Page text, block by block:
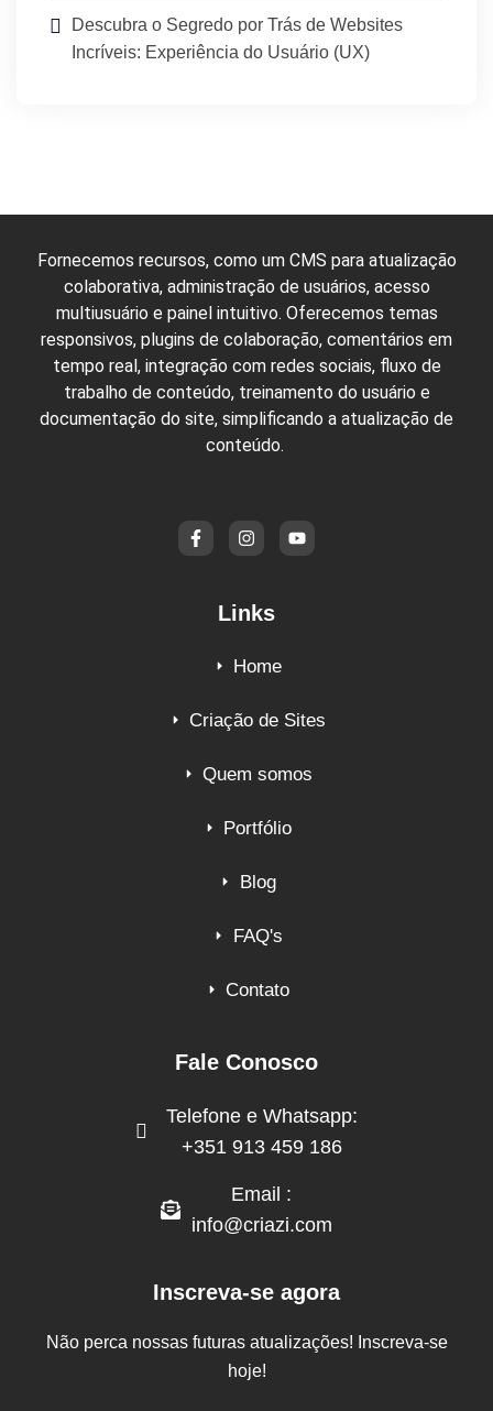
Descubra o Segredo por Trás de Websites
Incríveis: Experiência do Usuário (UX)
Fornecemos recursos, como um CMS para atualização
colaborativa, administração de usuários, acesso
multiusuário e painel intuitivo. Oferecemos temas
responsivos, plugins de colaboração, comentários em
tempo real, integração com redes sociais, fluxo de
trabalho de conteúdo, treinamento do usuário e
documentação do site, simplificando a atualização de
conteúdo.
Links
Home
Criação de Sites
Quem somos
Portfólio
Blog
FAQ's
Contato
Fale Conosco
Telefone e Whatsapp:
+351 913 459 186
Email :
info@criazi.com
Inscreva-se agora
Não perca nossas futuras atualizações! Inscreva-se
hoje!